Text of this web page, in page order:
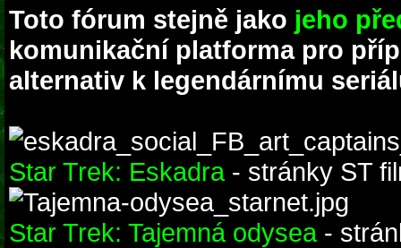
Toto fórum stejně jako jeho
komunikační platforma pro
alternativ k legendárnímu
Star Trek: Eskadra- stránky ST
Star Trek: Tajemná odysea-